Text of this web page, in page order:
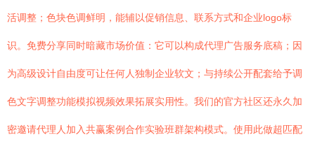
活调整；色块色调鲜明，能辅以促销信息、联系方式和企业logo标
识。免费分享同时暗藏市场价值：它可以构成代理广告服务底稿；因
为高级设计自由度可让任何人独制企业软文；与持续公开配套给予调
色文字调整功能模拟视频效果拓展实用性。我们的官方社区还永久加
密邀请代理人加入共赢案例合作实验班群架构模式。使用此做超匹配